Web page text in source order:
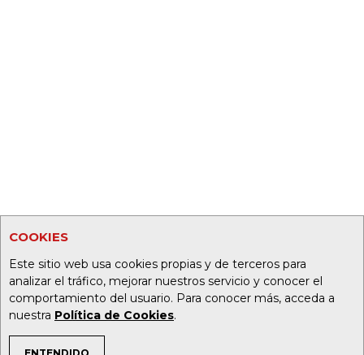
COOKIES
Este sitio web usa cookies propias y de terceros para
analizar el tráfico, mejorar nuestros servicio y conocer el
comportamiento del usuario. Para conocer más, acceda a
nuestra Política de Cookies.